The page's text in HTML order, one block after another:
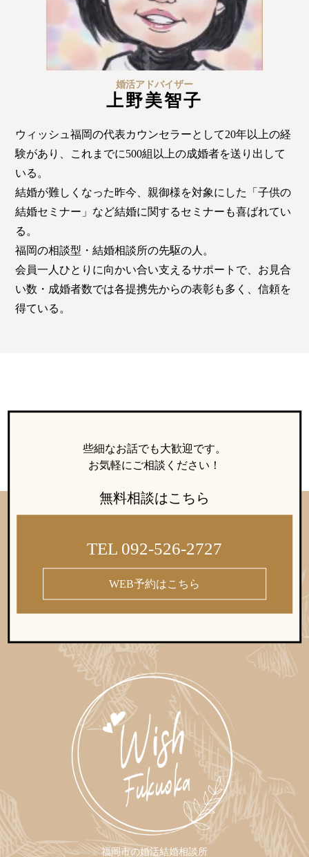
プライバシーポリシー
特定商取引法の表記につい
婚活アドバイザー
上野美智子
ウィッシュ福岡の代表カウンセラーとして20年以上の経
験があり、これまでに500組以上の成婚者を送り出して
いる。
結婚が難しくなった昨今、親御様を対象にした「子供の
結婚セミナー」など結婚に関するセミナーも喜ばれてい
る。
福岡の相談型・結婚相談所の先駆の人。
会員一人ひとりに向かい合い支えるサポートで、お見合
い数・成婚者数では各提携先からの表彰も多く、信頼を
得ている。
些細なお話でも大歓迎です。
お気軽にご相談ください！
無料相談はこちら
TEL 092-526-2727
WEB予約はこちら
福岡市の婚活結婚相談所